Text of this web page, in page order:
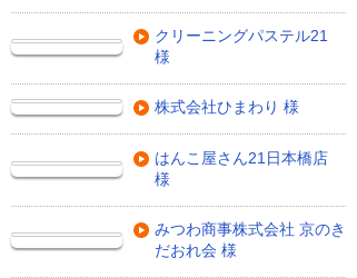
クリーニングパステル21
様
株式会社ひまわり 様
はんこ屋さん21日本橋店
様
みつわ商事株式会社 京のき
だおれ会 様